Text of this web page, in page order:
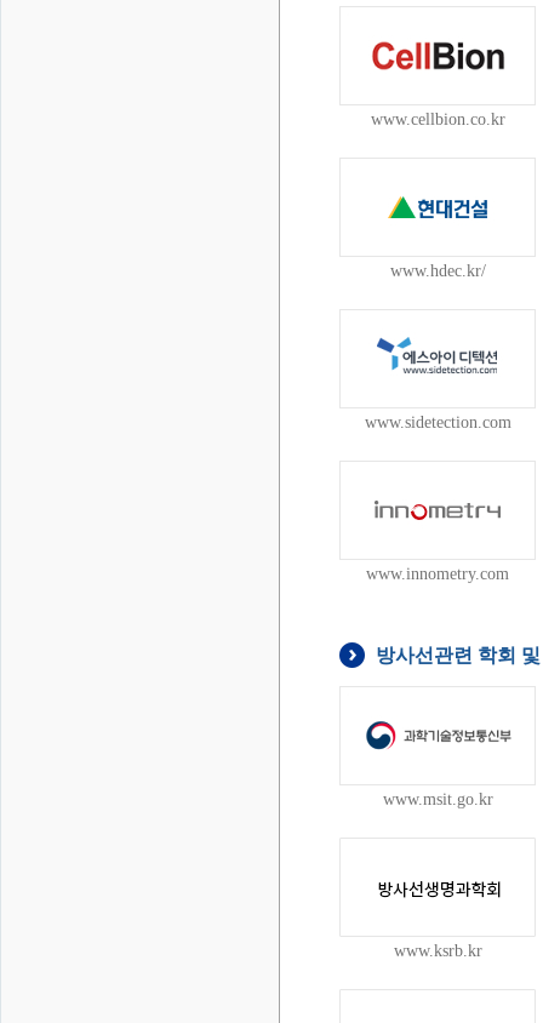
www.cellbion.co.kr
www.hdec.kr/
www.sidetection.com
www.innometry.com
방사선관련 학회
www.msit.go.kr
www.ksrb.kr